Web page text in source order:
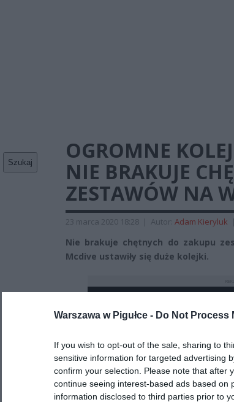
Warszawa w Pigułce - Do Not Process
If you wish to opt-out of the sale, sharing to
sensitive information for targeted advertising
confirm your selection. Please note that after
continue seeing interest-based ads based
information disclosed to third parties prior to
Szukaj
OGROMNE
NIE BRAKUJE
ZESTAWÓW NA
23 marca 2020 18:28 | Autor: Adam Kieryluk |
Nie brakuje chętnych do zakupu
Mcdive ustawiły się duże kolejki.